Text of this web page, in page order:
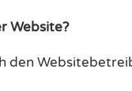
Website?